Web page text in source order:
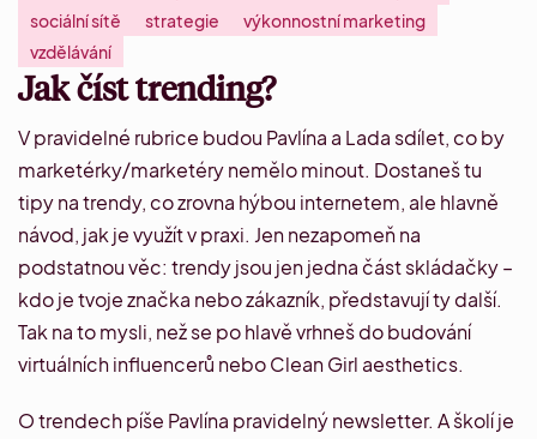
Jak číst trending?
V pravidelné rubrice budou Pavlína a Lada sdílet, co by
marketérky/marketéry nemělo minout. Dostaneš tu
tipy na trendy, co zrovna hýbou internetem, ale hlavně
návod, jak je využít v praxi. Jen nezapomeň na
podstatnou věc: trendy jsou jen jedna část skládačky –
kdo je tvoje značka nebo zákazník, představují ty další.
Tak na to mysli, než se po hlavě vrhneš do budování
virtuálních influencerů neboClean Girl aesthetics.
O trendech píše Pavlína pravidelnýnewsletter. A školí je
sociální sítě
strategie
výkonnostní marketing
vzdělávání